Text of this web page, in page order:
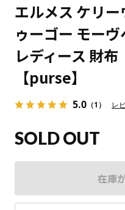
エルメス ケリ
ゥーゴー モー
レディース 財布
【purse】
5.0 （1） レ
SOLD OUT
在庫